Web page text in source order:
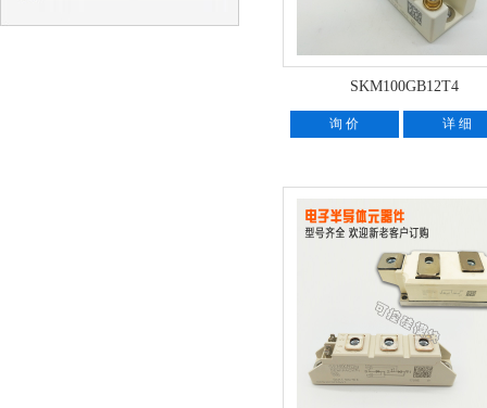
SKM100GB12T4
询 价 详 细